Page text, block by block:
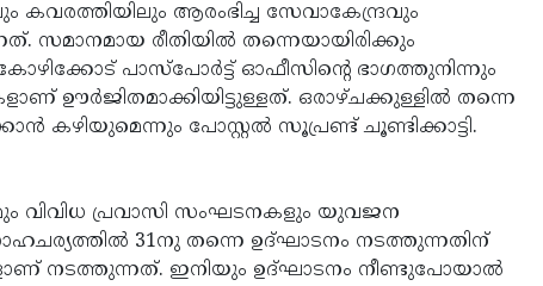
കവരത്തിയിലും ആരംഭിച്ച സേവാകേന്ദ്രവും
സമാനമായ രീതിയില്‍ തന്നെയായിരിക്കും
പാസ്‌പോര്‍ട്ട് ഓഫീസിന്റെ ഭാഗത്തുനിന്നും
ഊര്‍ജിതമാക്കിയിട്ടുള്ളത്. ഒരാഴ്ചക്കുള്ളില്‍ തന്നെ
കഴിയുമെന്നും പോസ്റ്റല്‍ സൂപ്രണ്ട് ചൂണ്ടിക്കാട്ടി.
വിവിധ പ്രവാസി സംഘടനകളും യുവജന
31നു തന്നെ ഉദ്ഘാടനം നടത്തുന്നതിന്
നടത്തുന്നത്. ഇനിയും ഉദ്ഘാടനം നീണ്ടുപോയാല്‍